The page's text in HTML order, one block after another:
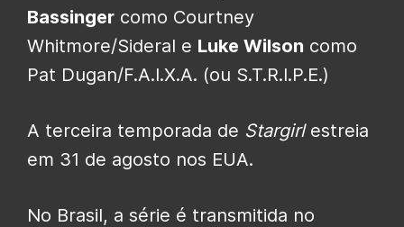
Bassinger como Courtney
Whitmore/Sideral e Luke Wilson como
Pat Dugan/F.A.I.X.A. (ou S.T.R.I.P.E.)
A terceira temporada de Stargirlestreia
em 31 de agosto nos EUA.
No Brasil, a série é transmitida no